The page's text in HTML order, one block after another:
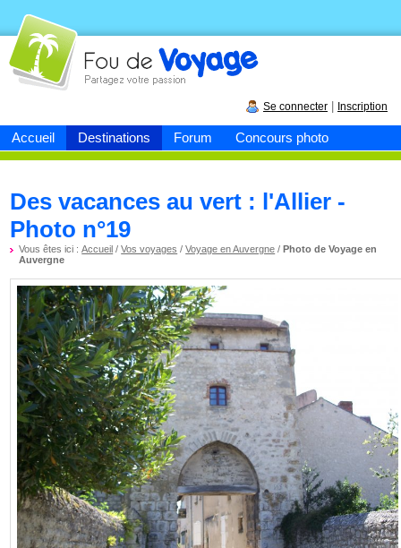
Accueil Destinations Forum Concours photo
Fou devoyage
Se connecter Inscription
Des vacances au vert : l'Allier -
Photo n°19
Vous êtes ici :Accueil /Vos voyages /Voyage en Auvergne /Photo de Voyage en
Auvergne